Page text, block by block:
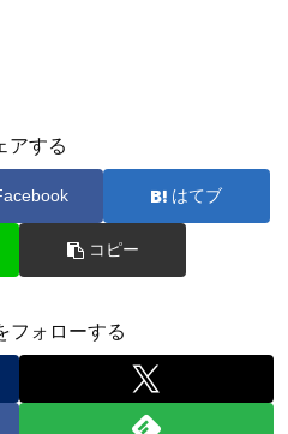
アする
はてブ
コピー
フォローする